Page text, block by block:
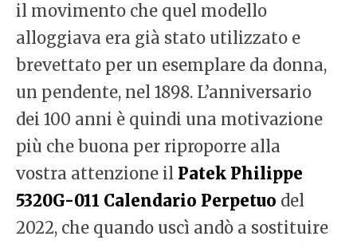
il movimento che quel modello
alloggiava era già stato utilizzato e
brevettato per un esemplare da donna,
un pendente, nel 1898. L’anniversario
dei 100 anni è quindi una motivazione
più che buona per riproporre alla
vostra attenzione il Patek Philippe
5320G-011 Calendario Perpetuo del
2022, che quando uscì andò a sostituire